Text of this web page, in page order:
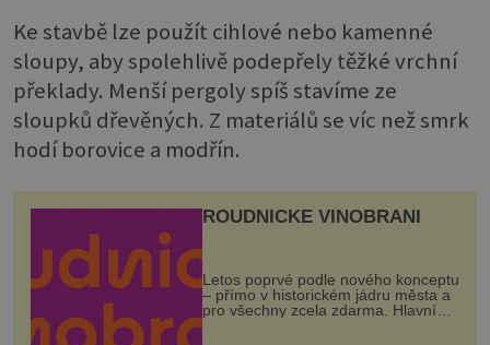
Ke stavbě lze použít cihlové nebo kamenné
sloupy, aby spolehlivě podepřely těžké vrchní
překlady. Menší pergoly spíš stavíme ze
sloupků dřevěných. Z materiálů se víc než smrk
hodí borovice a modřín.
ROUDNICKÉ VINOBRANÍ
Letos poprvé podle nového konceptu
– přímo v historickém jádru města a
pro všechny zcela zdarma. Hlavní
program se odehraje na Karlově a